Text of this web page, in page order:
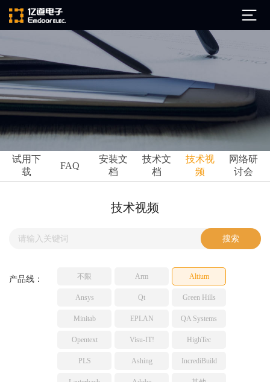
公司简介
发展历程
企业文化
ARM
Ansys
Perforce
TESSY
亿道动态
市场活动
技术文档
网络研讨会
试用下
载
FAQ
安装文
档
技术文
档
技术视
频
网络研
讨会
技术视频
产品线： 不限 Arm Altium
Ansys Qt Green Hills
Minitab EPLAN QA Systems
Opentext Visu-IT! HighTec
PLS Ashing IncrediBuild